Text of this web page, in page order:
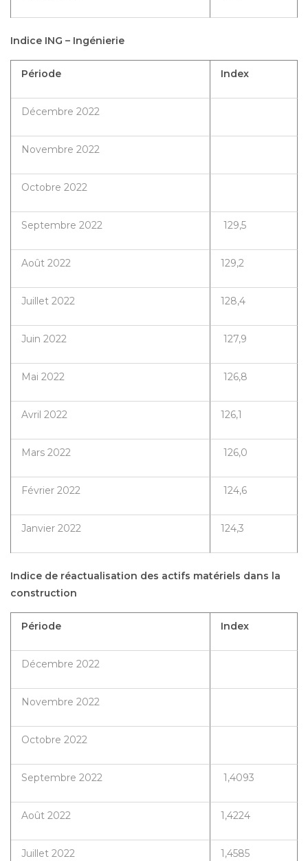
Indice ING – Ingénierie
Période Index
Décembre 2022
Novembre 2022
Octobre 2022
Septembre 2022 129,5
Août 2022 129,2
Juillet 2022 128,4
Juin 2022 127,9
Mai 2022 126,8
Avril 2022 126,1
Mars 2022 126,0
Février 2022 124,6
Janvier 2022 124,3
Indice de réactualisation des actifs matériels dans la
construction
Période Index
Décembre 2022
Novembre 2022
Octobre 2022
Septembre 2022 1,4093
Août 2022 1,4224
Juillet 2022 1,4585